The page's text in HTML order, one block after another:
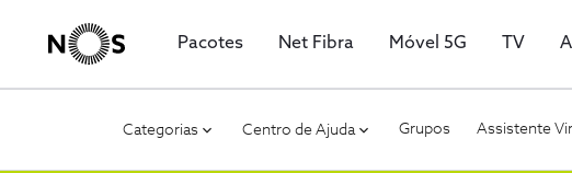
Pacotes Net Fibra Móvel 5G TV
Categorias Centro de Ajuda Grupos Assistente